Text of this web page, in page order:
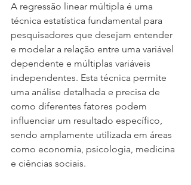
A regressão linear múltipla é uma
técnica estatística fundamental para
pesquisadores que desejam entender
e modelar a relação entre uma variável
dependente e múltiplas variáveis
independentes. Esta técnica permite
uma análise detalhada e precisa de
como diferentes fatores podem
influenciar um resultado específico,
sendo amplamente utilizada em áreas
como economia, psicologia, medicina
e ciências sociais.